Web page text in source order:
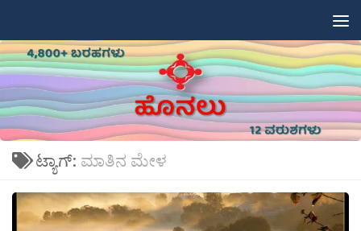
ಟ್ಯಾಗ್: ಮಾತಿನ ಮೇಳ